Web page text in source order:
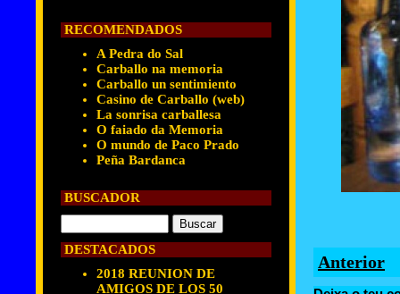
RECOMENDADOS
A Pedra do Sal
Carballo na memoria
Carballo un sentimiento
Casino de Carballo (web)
La sonrisa carballesa
O faiado da Memoria
O mundo de Paco Prado
Peña Bardanca
BUSCADOR
DESTACADOS
2018 REUNION DE
AMIGOS DE LOS 50
Anterior